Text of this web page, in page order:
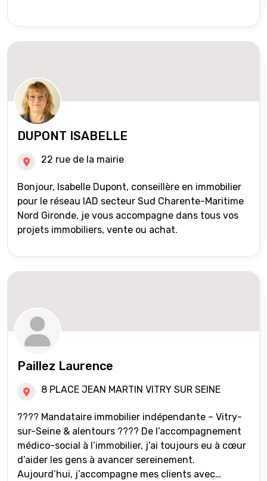
DUPONT ISABELLE
22 rue de la mairie
Bonjour, Isabelle Dupont, conseillère en immobilier
pour le réseau IAD secteur Sud Charente-Maritime
Nord Gironde, je vous accompagne dans tous vos
projets immobiliers, vente ou achat.
Paillez Laurence
8 PLACE JEAN MARTIN VITRY SUR SEINE
???? Mandataire immobilier indépendante – Vitry-
sur-Seine & alentours ???? De l’accompagnement
médico-social à l’immobilier, j’ai toujours eu à cœur
d’aider les gens à avancer sereinement.
Aujourd’hui, j’accompagne mes clients avec